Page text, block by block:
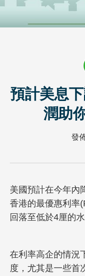
預計美息
潤助
發
美國預計在今年內
香港的最優惠利率
回落至低於4厘的水
在利率高企的情況
度，尤其是一些首